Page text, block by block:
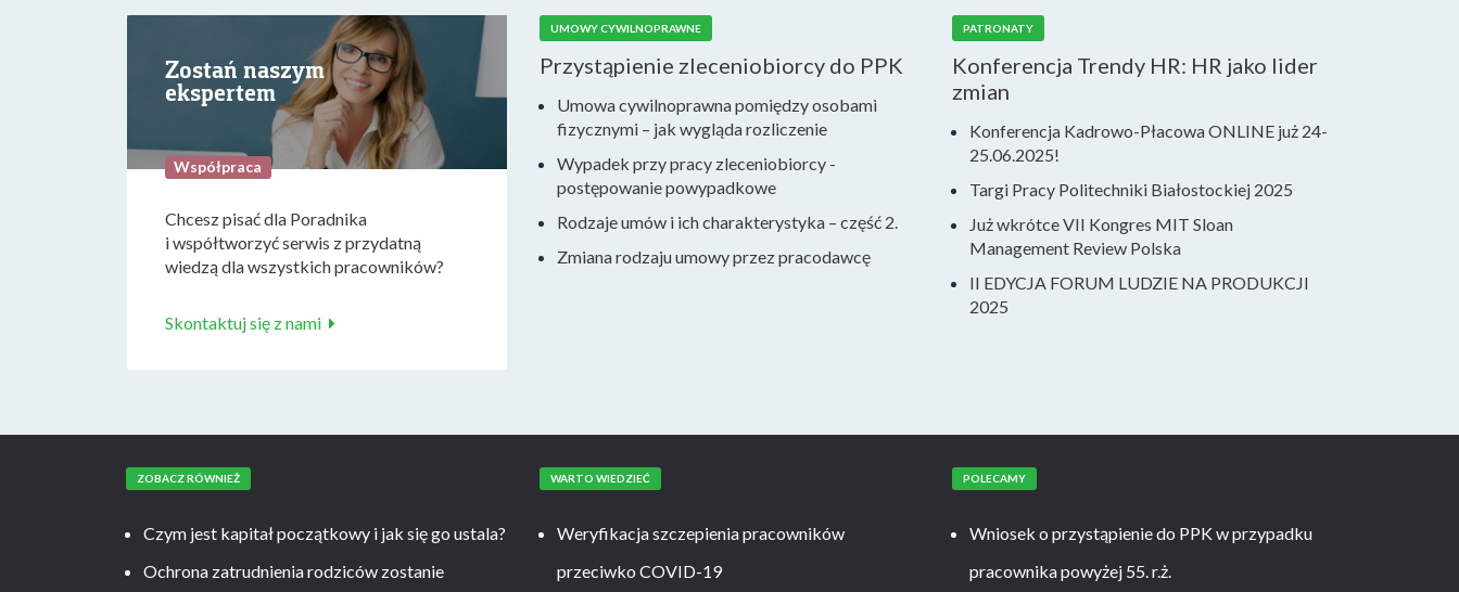
Zostań naszym
ekspertem
Współpraca
Chcesz pisać dla Poradnika
i współtworzyć serwis z przydatną
wiedzą dla wszystkich pracowników?
Skontaktuj się z nami
UMOWY CYWILNOPRAWNE
Przystąpienie zleceniobiorcy do PPK
Umowa cywilnoprawna pomiędzy osobami
fizycznymi – jak wygląda rozliczenie
Wypadek przy pracy zleceniobiorcy -
postępowanie powypadkowe
Rodzaje umów i ich charakterystyka – część 2.
Zmiana rodzaju umowy przez pracodawcę
PATRONATY
Konferencja Trendy HR: HR jako lider
zmian
Konferencja Kadrowo-Płacowa ONLINE już 24-
25.06.2025!
Targi Pracy Politechniki Białostockiej 2025
Już wkrótce VII Kongres MIT Sloan
Management Review Polska
II EDYCJA FORUM LUDZIE NA PRODUKCJI
2025
ZOBACZ RÓWNIEŻ
Czym jest kapitał początkowy i jak się go ustala?
Ochrona zatrudnienia rodziców zostanie
WARTO WIEDZIEĆ
Weryfikacja szczepienia pracowników
przeciwko COVID-19
POLECAMY
Wniosek o przystąpienie do PPK w przypadku
pracownika powyżej 55. r.ż.